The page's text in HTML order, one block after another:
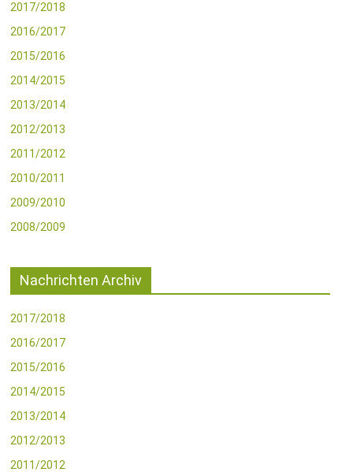
2017/2018
2016/2017
2015/2016
2014/2015
2013/2014
2012/2013
2011/2012
2010/2011
2009/2010
2008/2009
Nachrichten Archiv
2017/2018
2016/2017
2015/2016
2014/2015
2013/2014
2012/2013
2011/2012